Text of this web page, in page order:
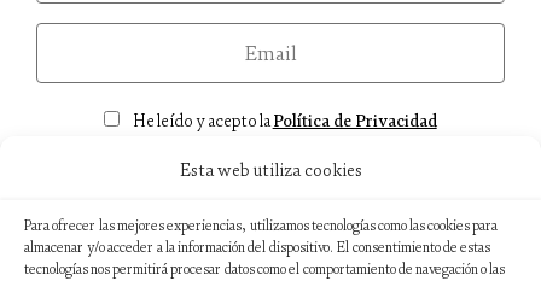
Esta web utiliza cookies
Para ofrecer las mejores experiencias, utilizamos tecnologías como las cookies para
almacenar y/o acceder a la información del dispositivo. El consentimiento de estas
tecnologías nos permitirá procesar datos como el comportamiento de navegación o las
ConsentimientoHe leído y acepto laPolítica de Privacidad